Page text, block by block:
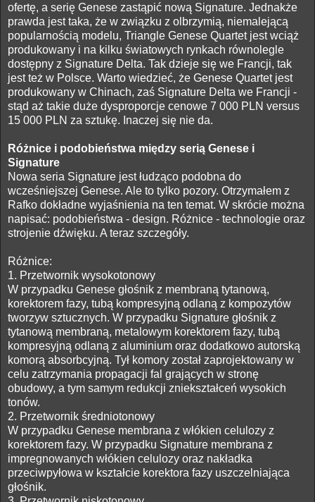
ofertę, a serię Genese zastąpić nową Signature. Jednakże
prawda jest taka, że w związku z olbrzymią, niemalejącą
popularnością modelu, Triangle Genese Quartet jest wciąż
produkowany i na kilku światowych rynkach równolegle
dostępny z Signature Delta. Tak dzieje się we Francji, tak
jest też w Polsce. Warto wiedzieć, że Genese Quartet jest
produkowany w Chinach, zaś Signature Delta we Francji -
stąd aż takie duże dysproporcje cenowe 7 000 PLN versus
15 000 PLN za sztukę. Inaczej się nie da.
Różnice i podobieństwa między serią Genese i
Signature
Nowa seria Signature jest łudząco podobna do
wcześniejszej Genese. Ale to tylko pozory. Otrzymałem z
Rafko dokładne wyjaśnienia na ten temat. W skrócie można
napisać: podobieństwa - design. Różnice - technologie oraz
strojenie dźwięku. A teraz szczegóły.
Różnice:
1. Przetwornik wysokotonowy
W przypadku Genese głośnik z membraną tytanową,
korektorem fazy, tubą kompresyjną odlaną z kompozytów
tworzyw sztucznych. W przypadku Signature głośnik z
tytanową membraną, metalowym korektorem fazy, tubą
kompresyjną odlaną z aluminium oraz dodatkowo autorską
komorą absorbcyjną. Tył komory został zaprojektowany w
celu zatrzymania propagacji fal grających w stronę
obudowy, a tym samym redukcji zniekształceń wysokich
tonów.
2. Przetwornik średniotonowy
W przypadku Genese membrana z włókien celulozy z
korektorem fazy. W przypadku Signature membrana z
impregnowanych włókien celulozy oraz nakładka
przeciwpyłowa w kształcie korektora fazy uszczelniająca
głośnik.